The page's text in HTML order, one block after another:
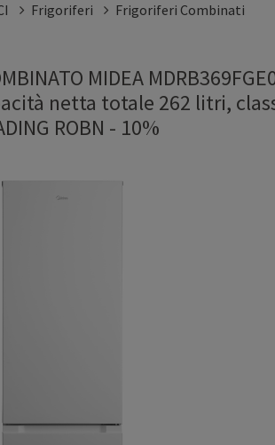
Frigoriferi
Frigoriferi Combinati
MIDEA
netta totale 262 litri,
ROBN - 10%